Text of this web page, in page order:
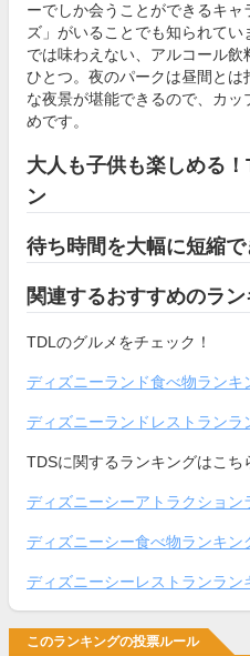
ーでしか会うことができるキ
ズ」がいることでも知られて
では味わえない、アルコール
ひとつ。夜のパークは昼間と
な夜景が堪能できるので、カ
めです。
大人も子供も楽しめる
ン
待ち時間を大幅に短縮で
関連するおすすめのラ
TDLのグルメをチェック！
ディズニーランド食べ物ランキ
ディズニーランドレストランラ
TDSに関するランキングはこち
ディズニーシーアトラクション
ディズニーシー食べ物ランキン
ディズニーシーレストランラン
このランキングの投票ルール